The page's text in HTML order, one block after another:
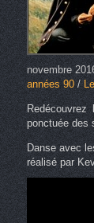
novembre
années 90/
ponctuée des
Danse avec
réalisé par